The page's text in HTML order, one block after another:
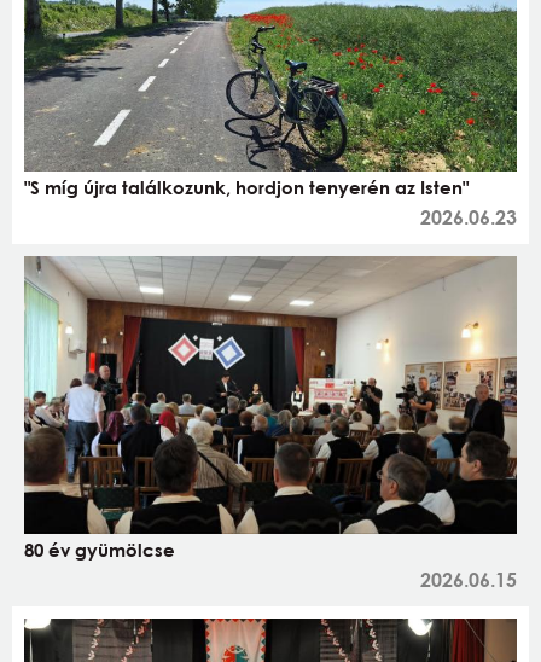
"S míg újra találkozunk, hordjon tenyerén az Isten"
2026.06.23
80 év gyümölcse
2026.06.15